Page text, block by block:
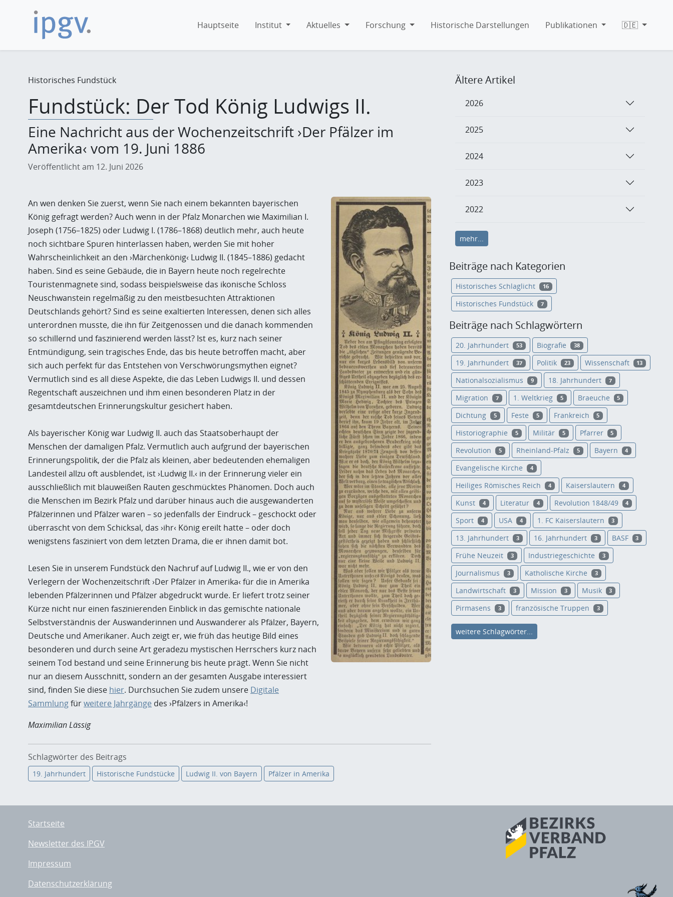
Hauptseite Institut Aktuelles Forschung Historische Darstellungen Publikationen 🇩🇪
Historisches Fundstück
Fundstück: Der Tod König Ludwigs II.
Eine Nachricht aus der Wochenzeitschrift ›Der Pfälzer im
Amerika‹ vom 19. Juni 1886
Veröffentlicht am 12. Juni 2026
An wen denken Sie zuerst, wenn Sie nach einem bekannten bayerischen
König gefragt werden? Auch wenn in der Pfalz Monarchen wie Maximilian I.
Joseph (1756–1825) oder Ludwig I. (1786–1868) deutlich mehr, auch heute
noch sichtbare Spuren hinterlassen haben, werden Sie mit hoher
Wahrscheinlichkeit an den ›Märchenkönig‹ Ludwig II. (1845–1886) gedacht
haben. Sind es seine Gebäude, die in Bayern heute noch regelrechte
Touristenmagnete sind, sodass beispielsweise das ikonische Schloss
Neuschwanstein regelmäßig zu den meistbesuchten Attraktionen
Deutschlands gehört? Sind es seine exaltierten Interessen, denen sich alles
unterordnen musste, die ihn für Zeitgenossen und die danach kommenden
so schillernd und faszinierend werden lässt? Ist es, kurz nach seiner
Entmündigung, sein tragisches Ende, das bis heute betroffen macht, aber
sich auch perfekt für das Entstehen von Verschwörungsmythen eignet?
Vermutlich sind es all diese Aspekte, die das Leben Ludwigs II. und dessen
Regentschaft auszeichnen und ihm einen besonderen Platz in der
gesamtdeutschen Erinnerungskultur gesichert haben.
Als bayerischer König war Ludwig II. auch das Staatsoberhaupt der
Menschen der damaligen Pfalz. Vermutlich auch aufgrund der bayerischen
Erinnerungspolitik, der die Pfalz als kleinen, aber bedeutenden ehemaligen
Landesteil allzu oft ausblendet, ist ›Ludwig II.‹ in der Erinnerung vieler ein
ausschließlich mit blauweißen Rauten geschmücktes Phänomen. Doch auch
die Menschen im Bezirk Pfalz und darüber hinaus auch die ausgewanderten
Pfälzerinnen und Pfälzer waren – so jedenfalls der Eindruck – geschockt oder
überrascht von dem Schicksal, das ›ihr‹ König ereilt hatte – oder doch
wenigstens fasziniert von dem letzten Drama, die er ihnen damit bot.
Lesen Sie in unserem Fundstück den Nachruf auf Ludwig II., wie er von den
Verlegern der Wochenzeitschrift ›Der Pfälzer in Amerika‹ für die in Amerika
lebenden Pfälzerinnen und Pfälzer abgedruckt wurde. Er liefert trotz seiner
Kürze nicht nur einen faszinierenden Einblick in das gemischte nationale
Selbstverständnis der Auswanderinnen und Auswanderer als Pfälzer, Bayern,
Deutsche und Amerikaner. Auch zeigt er, wie früh das heutige Bild eines
besonderen und durch seine Art geradezu mystischen Herrschers kurz nach
seinem Tod bestand und seine Erinnerung bis heute prägt. Wenn Sie nicht
nur an diesem Ausschnitt, sondern an der gesamten Ausgabe interessiert
sind, finden Sie diese hier. Durchsuchen Sie zudem unsere Digitale
Sammlungfürweitere Jahrgänge des ›Pfälzers in Amerika‹!
Maximilian Lässig
Schlagwörter des Beitrags
19. Jahrhundert Historische Fundstücke Ludwig II. von Bayern Pfälzer in Amerika
Ältere Artikel
2026
2025
2024
2023
2022
mehr...
Beiträge nach Kategorien
Historisches Schlaglicht 16
Historisches Fundstück 7
Beiträge nach Schlagwörtern
20. Jahrhundert 53 Biografie 38
19. Jahrhundert 37 Politik 23 Wissenschaft 13
Nationalsozialismus 9 18. Jahrhundert 7
Migration 7 1. Weltkrieg 5 Braeuche 5
Dichtung 5 Feste 5 Frankreich 5
Historiographie 5 Militär 5 Pfarrer 5
Revolution 5 Rheinland-Pfalz 5 Bayern 4
Evangelische Kirche 4
Heiliges Römisches Reich 4 Kaiserslautern 4
Kunst 4 Literatur 4 Revolution 1848/49 4
Sport 4 USA 4 1. FC Kaiserslautern 3
13. Jahrhundert 3 16. Jahrhundert 3 BASF 3
Frühe Neuzeit 3 Industriegeschichte 3
Journalismus 3 Katholische Kirche 3
Landwirtschaft 3 Mission 3 Musik 3
Pirmasens 3 französische Truppen 3
weitere Schlagwörter...
Startseite
Newsletter des IPGV
Impressum
Datenschutzerklärung